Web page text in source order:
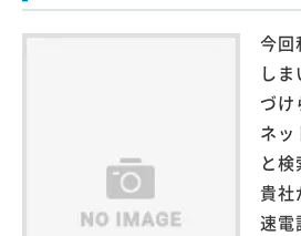
今回
し
づけ
ネッ
と検
貴社
速電